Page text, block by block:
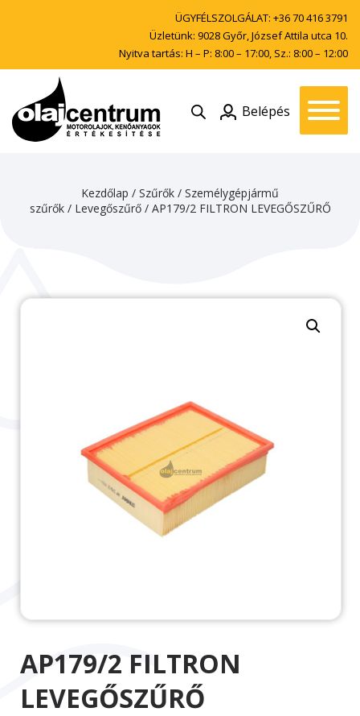
ÜGYFÉLSZOLGÁLAT: +36 70 416 3791
Üzletünk: 9028 Győr, József Attila utca 10.
Nyitva tartás: H – P: 8:00 – 17:00, Sz.: 8:00 – 12:00
Belépés
Kezdőlap / Szűrők / Személygépjármű
szűrők/ Levegőszűrő/ AP179/2 FILTRON LEVEGŐSZŰRŐ
AP179/2 FILTRON
LEVEGŐSZŰRŐ